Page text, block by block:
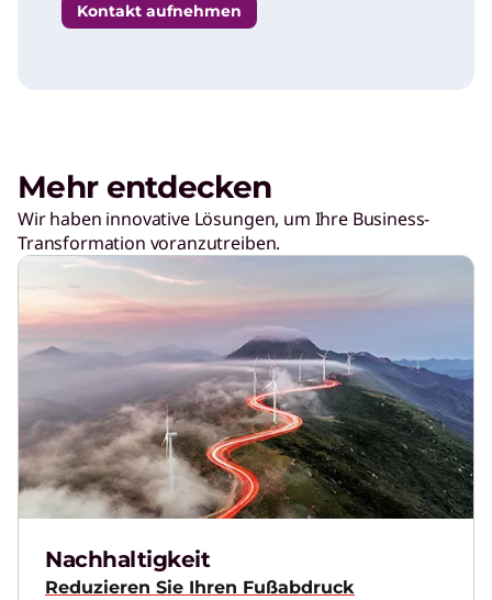
Kontakt aufnehmen
Mehr entdecken
Wir haben innovative Lösungen, um Ihre Business-
Transformation voranzutreiben.
Nachhaltigkeit
Reduzieren Sie Ihren Fußabdruck